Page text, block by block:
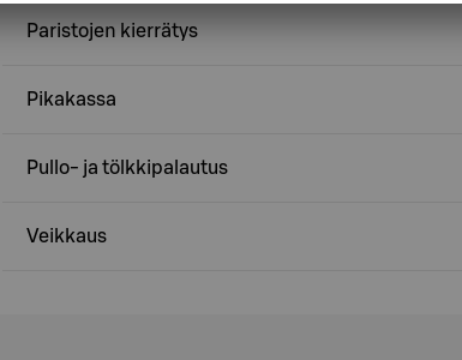
Paristojen kierrätys
Pikakassa
Pullo- ja tölkkipalautus
Veikkaus